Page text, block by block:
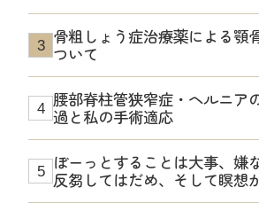
骨粗しょう症治療薬による顎
ついて
腰部脊柱管狭窄症・ヘルニア
過と私の手術適応
ぼーっとすることは大事、嫌
反芻してはだめ、そして瞑想